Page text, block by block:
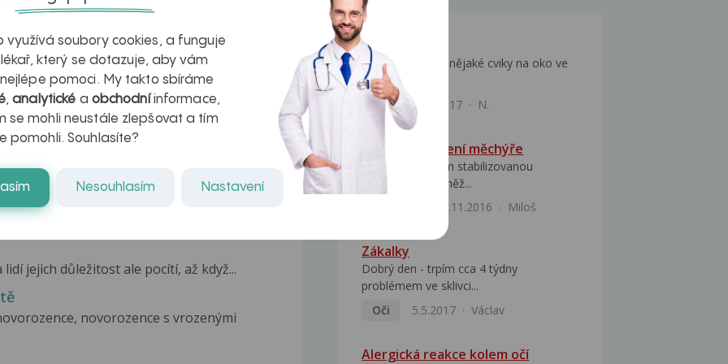
populárnější než v ostatních evropských...
kouření je horší v tom, že pasivní...
onemocnění srdce a cév, či vznik
pořadu U lékaře ve Studiu Zet...
jejich důležitost ale pocítí, až když...
novorozence s vrozenými
Cviky na oko
Dobrý den, jsou nějaké cviky na oko ve
kterém jsou...
Oči
31.1.2017 N.
Cviky na posílení měchýře
Je mi 79 let, mám stabilizovanou
hypertenzi a rovněž...
8.11.2016 Miloš
Zákalky
Dobrý den - trpím cca 4 týdny
problémem ve sklivci...
Oči
5.5.2017 Václav
Alergická reakce kolem očí
využívá soubory cookies, a funguje
který se dotazuje, aby vám
pomoci. My takto sbíráme
,analytické a obchodníinformace,
se mohli neustále zlepšovat a tím
pomohli. Souhlasíte?
Nesouhlasím Nastavení